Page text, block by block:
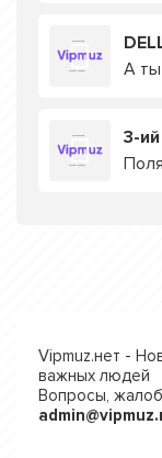
А ты
3-
Vipmuz.нет -
важных людей
Вопросы,